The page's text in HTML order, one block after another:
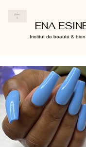
ENA
Institut de beauté &